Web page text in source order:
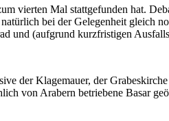
vierten Mal stattgefunden hat.
bei der Gelegenheit gleich
und (aufgrund kurzfristigen
der Klagemauer, der
von Arabern betriebene Basar